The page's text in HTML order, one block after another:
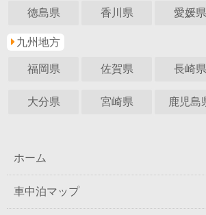
徳島県 香川県 愛媛県
九州地方
福岡県 佐賀県 長崎県
大分県 宮崎県 鹿児島
ホーム
車中泊マップ